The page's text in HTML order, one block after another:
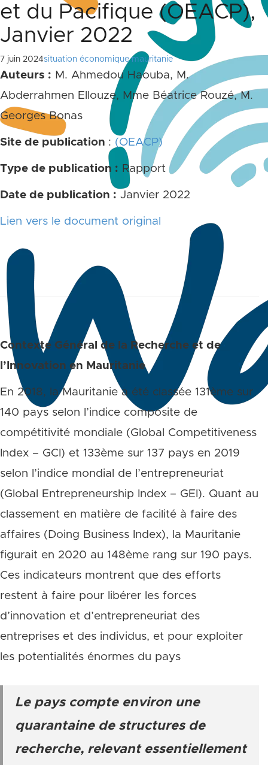
et du Pacifique (OEACP),
Janvier 2022
7 juin 2024situation économique mauritanie
Auteurs : M. Ahmedou Haouba, M.
Abderrahmen Ellouze, Mme Béatrice Rouzé, M.
Georges Bonas
Site de publication : (OEACP)
Type de publication : Rapport
Date de publication : Janvier 2022
Lien vers le document original
Contexte Général de la Recherche et de
l’Innovation en Mauritanie
En 2018, la Mauritanie a été classée 131ème sur
140 pays selon l’indice composite de
compétitivité mondiale (Global Competitiveness
Index – GCI) et 133ème sur 137 pays en 2019
selon l’indice mondial de l’entrepreneuriat
(Global Entrepreneurship Index – GEI). Quant au
classement en matière de facilité à faire des
affaires (Doing Business Index), la Mauritanie
figurait en 2020 au 148ème rang sur 190 pays.
Ces indicateurs montrent que des efforts
restent à faire pour libérer les forces
d’innovation et d’entrepreneuriat des
entreprises et des individus, et pour exploiter
les potentialités énormes du pays
Le pays compte environ une
quarantaine de structures de
recherche, relevant essentiellement